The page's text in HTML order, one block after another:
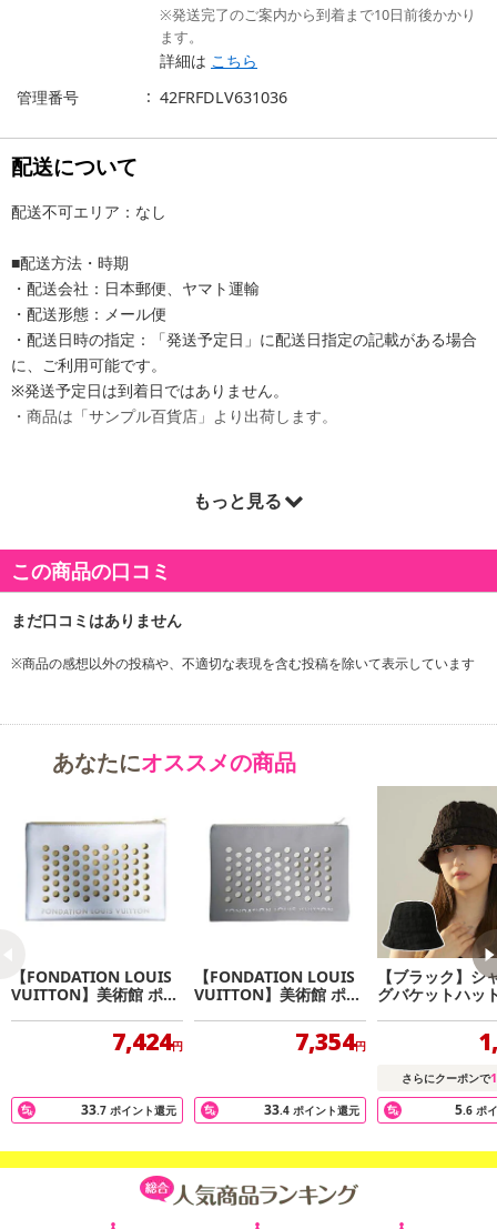
※発送完了のご案内から到着まで10日前後かかり
ます。
詳細は こちら
管理番号
42FRFDLV631036
配送について
配送不可エリア：なし
■配送方法・時期
・配送会社：日本郵便、ヤマト運輸
・配送形態：メール便
・配送日時の指定：「発送予定日」に配送日指定の記載がある場合
に、ご利用可能です。
※発送予定日は到着日ではありません。
・商品は「サンプル百貨店」より出荷します。
有名ブランド「ルイヴィトン」が手掛ける美術館として
フランスパリの名所となっているルイヴィトン美術館の限定品とし
FONDATION LOUIS VUITTONのロゴマークが入ったポーチです。
マチなしのフラットなフォルムなので、バッグの中でもかさばりに
シンプルかつプレーンなデザインで、長く愛用できそう。
※当商品はパリのフォンダシオン ルイ・ヴィトン美術館の記念品と
商品の仕上がりや細部は、素材の風合い、色、張りむら、微細な汚
れがなど、ご使用に支障ない程度の緻密でない部分がある場合がご
ざいます。
・商品カラー：Camel
・商品サイズ：
・注意事項：
輸入したインポート商品(並行輸入品）となります。
国内ブランドショップのオリジナル付属品が付かない場合・デザ
もっと見る
この商品の口コミ
※商品の感想以外の投稿や、不適切な表現を含む投稿を除いて表示しています
あなたにオススメの商品
【FONDATION LOUIS
VUITTON】美術館 ポー
7,424円
33.7 ポイント還元
【FONDATION LOUIS
VUITTON】美術館 ポー
7,354円
33.4 ポイント還元
【ブラック】シ
グバケットハッ
さらにクーポンで
5.6 ポ